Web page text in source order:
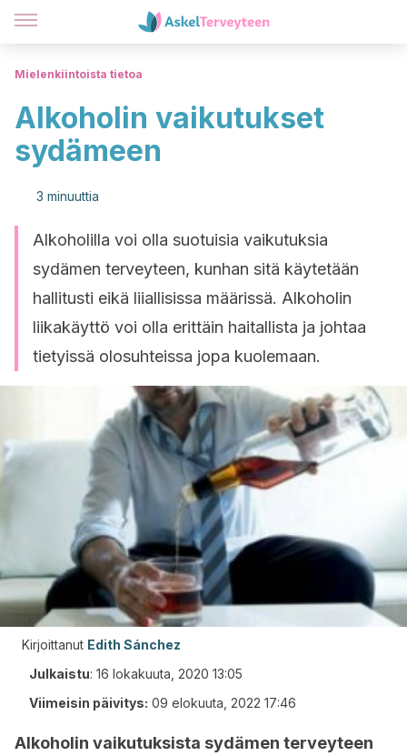
Mielenkiintoista tietoa
Alkoholin vaikutukset
sydämeen
3 minuuttia
Alkoholilla voi olla suotuisia vaikutuksia
sydämen terveyteen, kunhan sitä käytetään
hallitusti eikä liiallisissa määrissä. Alkoholin
liikakäyttö voi olla erittäin haitallista ja johtaa
tietyissä olosuhteissa jopa kuolemaan.
Kirjoittanut Edith Sánchez
Julkaistu: 16 lokakuuta, 2020 13:05
Viimeisin päivitys: 09 elokuuta, 2022 17:46
Alkoholin vaikutuksista sydämen terveyteen